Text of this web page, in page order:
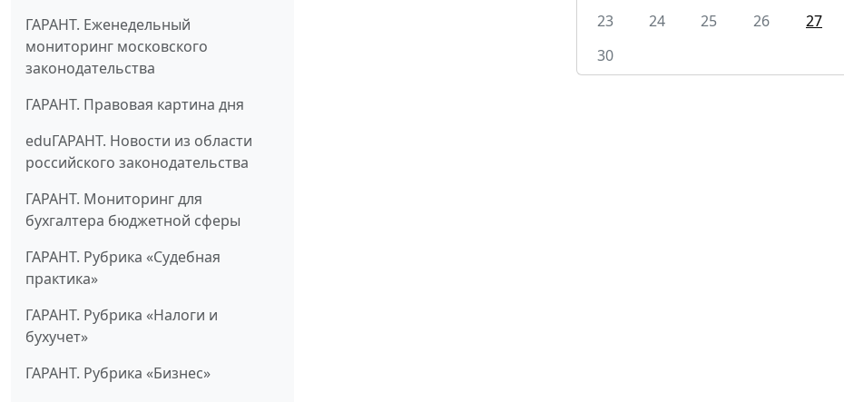
ГАРАНТ. Еженедельный
мониторинг московского
законодательства
ГАРАНТ. Правовая картина дня
eduГАРАНТ. Новости из области
российского законодательства
ГАРАНТ. Мониторинг для
бухгалтера бюджетной сферы
ГАРАНТ. Рубрика «Судебная
практика»
ГАРАНТ. Рубрика «Налоги и
бухучет»
ГАРАНТ. Рубрика «Бизнес»
23
24 25 26 27
30